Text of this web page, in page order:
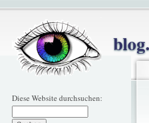
Diese Website durchsuchen: